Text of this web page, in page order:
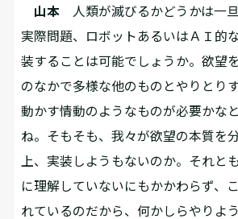
山本 人類が滅びるかどうかは一旦
実際問題、ロボットあるいはＡＩ的
装することは可能でしょうか。欲望
のなかで多様な他のものとやりとり
動かす情動のようなものが必要かな
ね。そもそも、我々が欲望の本質を
上、実装しようもないのか。それと
に理解していないにもかかわらず、
れているのだから、何かしらやりよ